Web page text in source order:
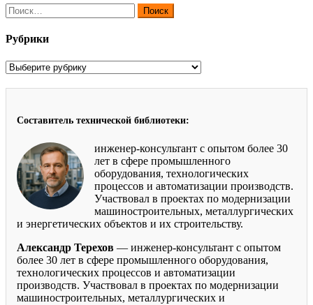
Найти:
Рубрики
Рубрики
Составитель технической библиотеки:
инженер-консультант с опытом более 30
лет в сфере промышленного
оборудования, технологических
процессов и автоматизации производств.
Участвовал в проектах по модернизации
машиностроительных, металлургических
и энергетических объектов и их строительству.
Александр Терехов — инженер-консультант с опытом
более 30 лет в сфере промышленного оборудования,
технологических процессов и автоматизации
производств. Участвовал в проектах по модернизации
машиностроительных, металлургических и